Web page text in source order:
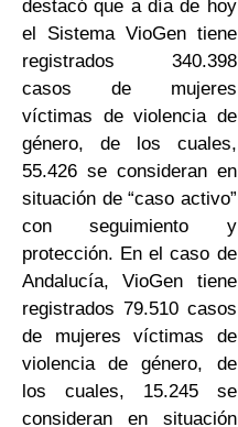
destacó que a día de hoy
el Sistema VioGen tiene
registrados 340.398
casos de mujeres
víctimas de violencia de
género, de los cuales,
55.426 se consideran en
situación de “caso activo”
con seguimiento y
protección. En el caso de
Andalucía, VioGen tiene
registrados 79.510 casos
de mujeres víctimas de
violencia de género, de
los cuales, 15.245 se
consideran en situación